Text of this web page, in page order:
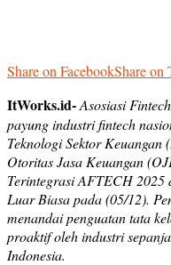
Share on FacebookShare on
ItWorks.id-Asosiasi
payung industri fintech
Teknologi Sektor
Otoritas Jasa Keuangan
Terintegrasi AFTECH 2025
Luar Biasa pada (05/12).
menandai penguatan tata
proaktif oleh industri
Indonesia.